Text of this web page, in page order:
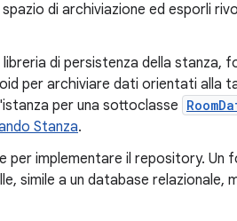
di archiviazione ed esporli
di persistenza della stanza,
per archiviare dati orientati alla
per una sottoclasse
Stanza.
per implementare il repository. Un
simile a un database relazionale,